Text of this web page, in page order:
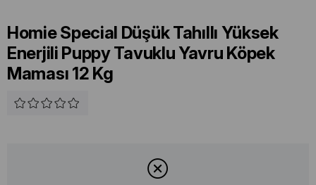
Homie Special Düşük Tahıllı Yüksek
Enerjili Puppy Tavuklu Yavru Köpek
Maması 12 Kg